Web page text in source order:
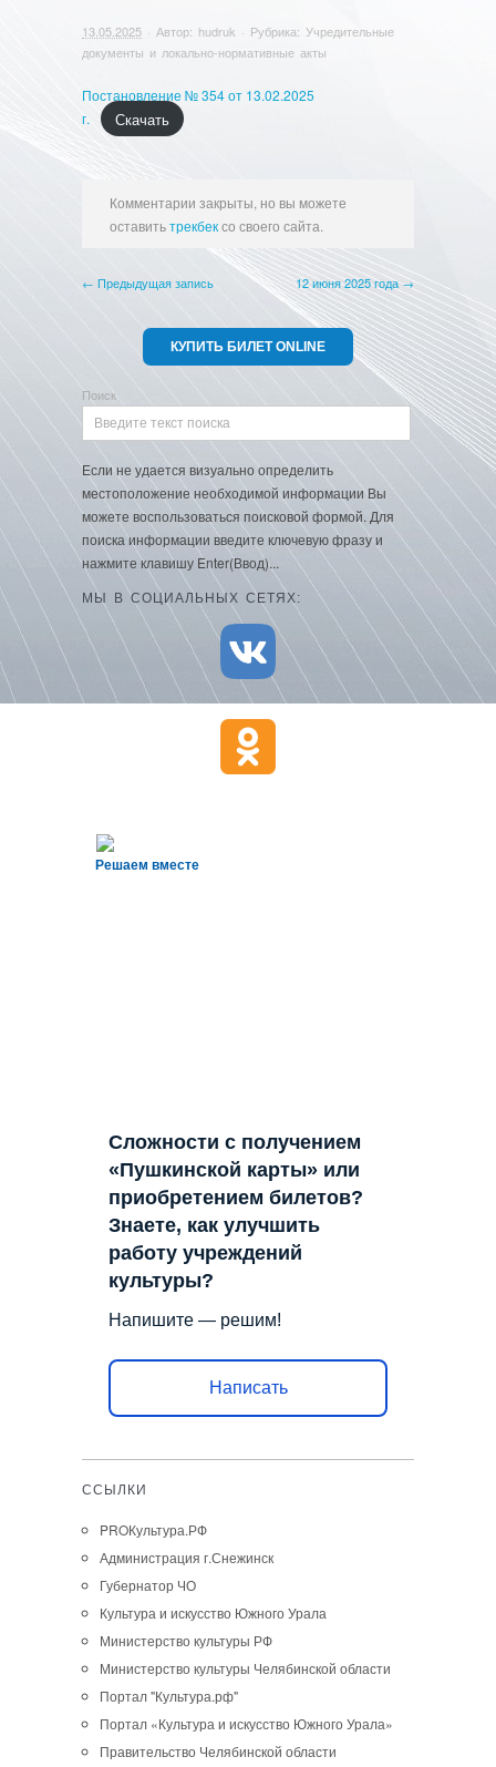
13.05.2025 · Автор: hudruk · Рубрика: Учредительные
документы и локально-нормативные акты
Постановление № 354 от 13.02.2025
г.
Скачать
Комментарии закрыты, но вы можете
оставитьтрекбексо своего сайта.
← Предыдущая запись 12 июня 2025 года →
КУПИТЬ БИЛЕТ ONLINE
Поиск
Если не удается визуально определить
местоположение необходимой информации Вы
можете воспользоваться поисковой формой. Для
поиска информации введите ключевую фразу и
нажмите клавишу Enter(Ввод)...
МЫ В СОЦИАЛЬНЫХ СЕТЯХ:
Решаем вместе
Сложности с получением
«Пушкинской карты» или
приобретением билетов?
Знаете, как улучшить
работу учреждений
культуры?
Напишите — решим!
Написать
ССЫЛКИ
PROКультура.РФ
Администрация г.Снежинск
Губернатор ЧО
Культура и искусство Южного Урала
Министерство культуры РФ
Министерство культуры Челябинской области
Портал "Культура.рф"
Портал «Культура и искусство Южного Урала»
Правительство Челябинской области